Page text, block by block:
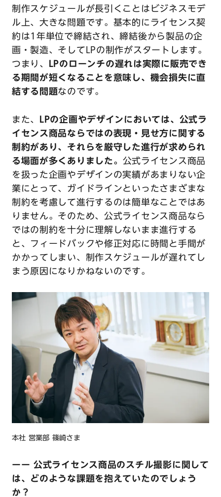
制作スケジュールが長引くことはビジネスモデ
ル上、大きな問題です。基本的にライセンス契
約は1年単位で締結され、締結後から製品の企
画・製造、そしてLPの制作がスタートします。
つまり、
LPのローンチの遅れは実際に販売でき
る期間が短くなることを意味し、機会損失に直
結する問題なのです。
また、
LPの企画やデザインにおいては、公式ラ
イセンス商品ならではの表現・見せ方に関する
制約があり、それらを厳守した進行が求められ
る場面が多くありました。 公式ライセンス商品
を扱った企画やデザインの実績があまりない企
業にとって、ガイドラインといったさまざまな
制約を考慮して進行するのは簡単なことではあ
りません。そのため、公式ライセンス商品なら
ではの制約を十分に理解しないまま進行する
と、フィードバックや修正対応に時間と手間が
かかってしまい、制作スケジュールが遅れてし
まう原因になりかねないのです。
本社 営業部 篠崎さま
ーー 公式ライセンス商品のスチル撮影に関して
は、どのような課題を抱えていたのでしょう
か？